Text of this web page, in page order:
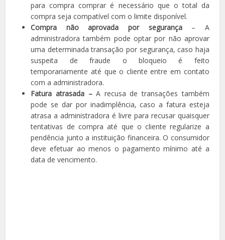
para compra comprar é necessário que o total da
compra seja compatível com o limite disponível.
Compra não aprovada por segurança– A
administradora também pode optar por não aprovar
uma determinada transação por segurança, caso haja
suspeita de fraude o bloqueio é feito
temporariamente até que o cliente entre em contato
com a administradora.
Fatura atrasada –A recusa de transações também
pode se dar por inadimplência, caso a fatura esteja
atrasa a administradora é livre para recusar quaisquer
tentativas de compra até que o cliente regularize a
pendência junto a instituição financeira. O consumidor
deve efetuar ao menos o pagamento mínimo até a
data de vencimento.